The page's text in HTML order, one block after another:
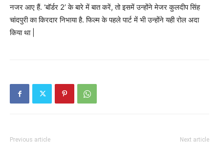
नजर आए हैं. ‘बॉर्डर 2’ के बारे में बात करें, तो इसमें उन्होंने मेजर कुलदीप सिंह
चांदपुरी का किरदार निभाया है. फिल्म के पहले पार्ट में भी उन्होंने यही रोल अदा
किया था |
Previous article Next article